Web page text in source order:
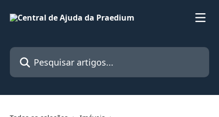
Pesquisar artigos...